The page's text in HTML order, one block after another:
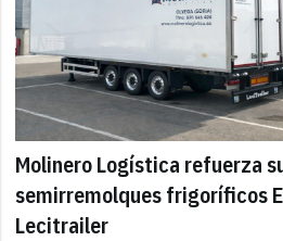
Molinero Logística refuerza
semirremolques frigoríficos
Lecitrailer